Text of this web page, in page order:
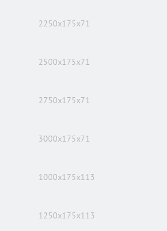
2250x175x71
2500x175x71
2750x175x71
3000x175x71
1000x175x113
1250x175x113